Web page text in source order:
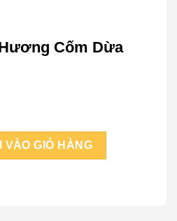
Cốm Dừa
Dừa Bibica 336g số lượng
VÀO GIỎ HÀNG